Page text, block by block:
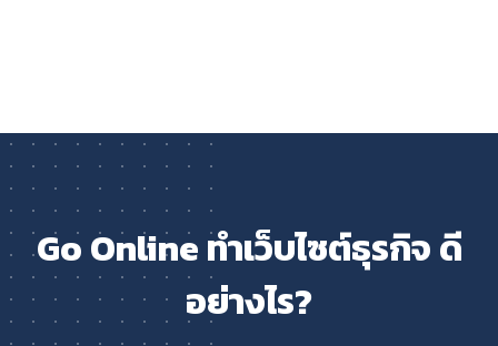
Go Online ทำเว็บไซต์ธุรกิจ ดี
อย่างไร?